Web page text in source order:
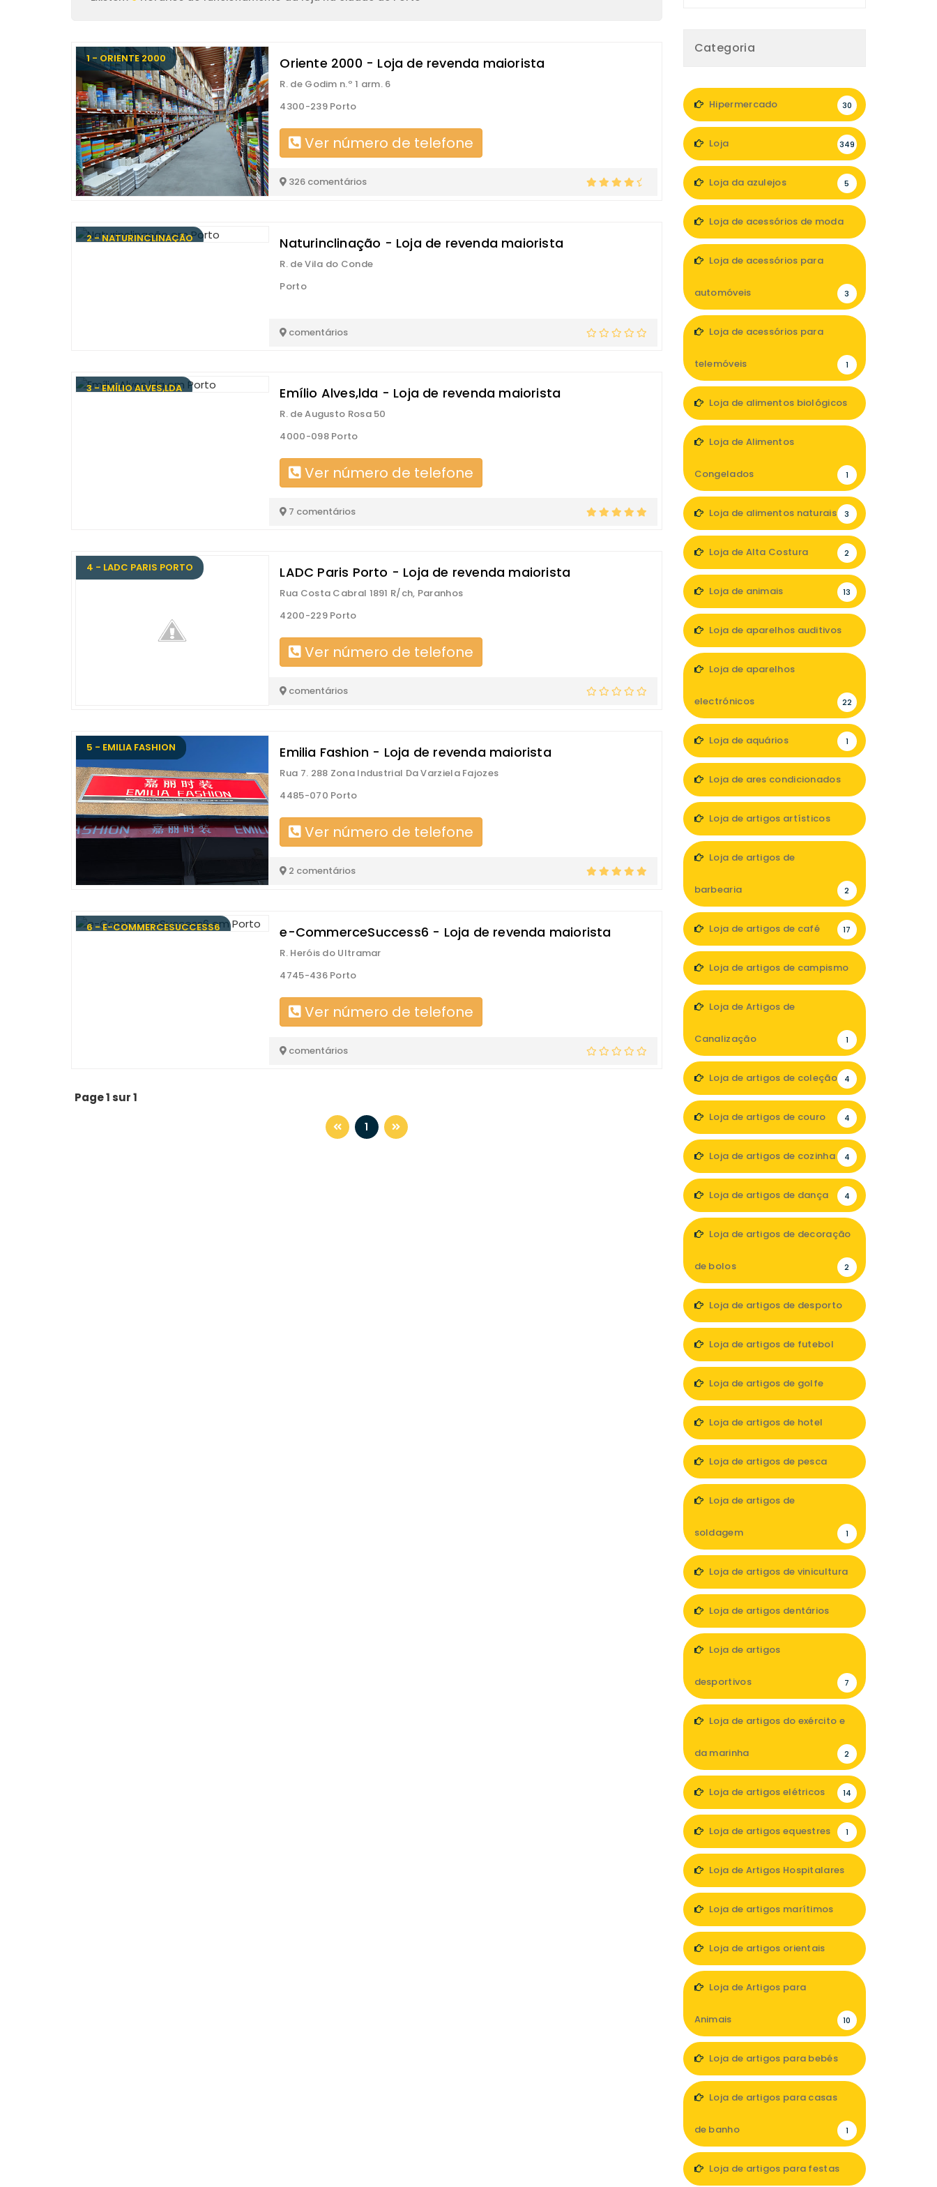
1 - ORIENTE 2000 Oriente 2000 - Loja de revenda maiorista
R. de Godim n.º 1 arm. 6
4300-239 Porto
Ver número de telefone
326 comentários
2 - NATURINCLINAÇÃO Naturinclinação - Loja de revenda maiorista
R. de Vila do Conde
Porto
comentários
3 - EMÍLIO ALVES,LDA Emílio Alves,lda - Loja de revenda maiorista
R. de Augusto Rosa 50
4000-098 Porto
Ver número de telefone
7 comentários
4 - LADC PARIS PORTO LADC Paris Porto - Loja de revenda maiorista
Rua Costa Cabral 1891 R/ch, Paranhos
4200-229 Porto
Ver número de telefone
comentários
5 - EMILIA FASHION Emilia Fashion - Loja de revenda maiorista
Rua 7. 288 Zona Industrial Da Varziela Fajozes
4485-070 Porto
Ver número de telefone
2 comentários
6 - E-COMMERCESUCCESS6 e-CommerceSuccess6 - Loja de revenda maiorista
R. Heróis do Ultramar
4745-436 Porto
Ver número de telefone
comentários
Page 1 sur 1
1
Categoria
Hipermercado 30
Loja 349
Loja da azulejos 5
Loja de acessórios de moda
Loja de acessórios para
automóveis 3
Loja de acessórios para
telemóveis 1
Loja de alimentos biológicos
Loja de Alimentos
Congelados 1
Loja de alimentos naturais 3
Loja de Alta Costura 2
Loja de animais 13
Loja de aparelhos auditivos
Loja de aparelhos
electrónicos 22
Loja de aquários 1
Loja de ares condicionados
Loja de artigos artísticos
Loja de artigos de
barbearia 2
Loja de artigos de café 17
Loja de artigos de campismo
Loja de Artigos de
Canalização 1
Loja de artigos de coleção 4
Loja de artigos de couro 4
Loja de artigos de cozinha 4
Loja de artigos de dança 4
Loja de artigos de decoração
de bolos 2
Loja de artigos de desporto
Loja de artigos de futebol
Loja de artigos de golfe
Loja de artigos de hotel
Loja de artigos de pesca
Loja de artigos de
soldagem 1
Loja de artigos de vinicultura
Loja de artigos dentários
Loja de artigos
desportivos 7
Loja de artigos do exército e
da marinha 2
Loja de artigos elétricos 14
Loja de artigos equestres 1
Loja de Artigos Hospitalares
Loja de artigos marítimos
Loja de artigos orientais
Loja de Artigos para
Animais 10
Loja de artigos para bebés
Loja de artigos para casas
de banho 1
Loja de artigos para festas